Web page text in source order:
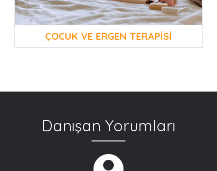
ÇOCUK VE ERGEN TERAPİSİ
Danışan Yorumları